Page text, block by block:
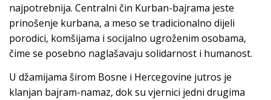
najpotrebnija. Centralni čin Kurban-bajrama jeste
prinošenje kurbana, a meso se tradicionalno dijeli
porodici, komšijama i socijalno ugroženim osobama,
čime se posebno naglašavaju solidarnost i humanost.
U džamijama širom Bosne i Hercegovine jutros je
klanjan bajram-namaz, dok su vjernici jedni drugima